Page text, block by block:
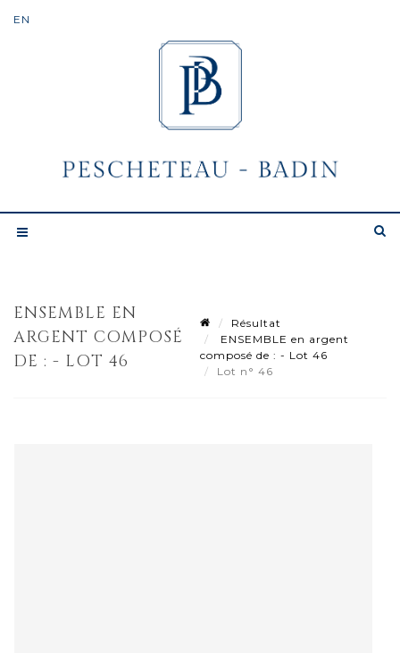
ENSEMBLE EN
ARGENT COMPOSÉ
DE : - LOT 46
Résultat
ENSEMBLE en argent
composé de : - Lot 46
Lot n° 46